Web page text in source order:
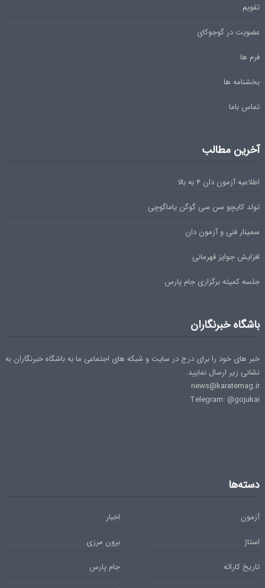
تقویم
عضویت در گوجوکای
فرم ها
بخشنامه ها
تماس باما
آخرین مطالب
اطلاعیه آزمون دان ۴ به بالا
تولد کایچو سن سی گوگن یاماگوچی
سمینار فنی و آزمون دان
افزایش جوایز قهرمانی
جلسه کمیته برگزاری جام پارس
باشگاه خبرنگاران
خبر های خود را برای درج در سایت و شبکه های اجتماعی ما به باشگاه خبرنگاران به
نشانی زیر ارسال نمایید.
news@karatemag.ir
Telegram: @gojukai
دسته‌ها
آزمون
اخبار
استاژ
برون مرزی
تاریخ کاراته
جام پارس